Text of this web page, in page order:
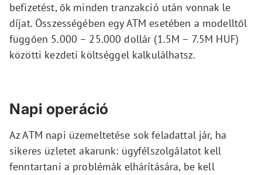
befizetést, ők minden tranzakció után vonnak le
díjat. Összességében egy ATM esetében a modelltől
függően 5.000 – 25.000 dollár (1.5M – 7.5M HUF)
közötti kezdeti költséggel kalkulálhatsz.
Napi operáció
Az ATM napi üzemeltetése sok feladattal jár, ha
sikeres üzletet akarunk: ügyfélszolgálatot kell
fenntartani a problémák elhárítására, be kell